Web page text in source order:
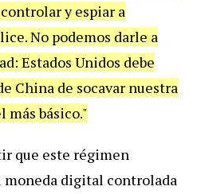
y espiar a
No podemos darle a
Estados Unidos debe
China de socavar nuestra
más básico."
que este régimen
digital controlada